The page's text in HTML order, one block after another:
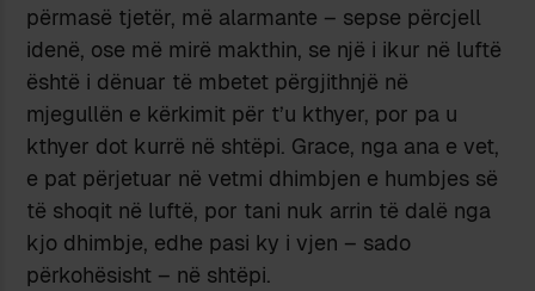
përmasë tjetër, më alarmante – sepse përcjell
idenë, ose më mirë makthin, se një i ikur në luftë
është i dënuar të mbetet përgjithnjë në
mjegullën e kërkimit për t’u kthyer, por pa u
kthyer dot kurrë në shtëpi. Grace, nga ana e vet,
e pat përjetuar në vetmi dhimbjen e humbjes së
të shoqit në luftë, por tani nuk arrin të dalë nga
kjo dhimbje, edhe pasi ky i vjen – sado
përkohësisht – në shtëpi.